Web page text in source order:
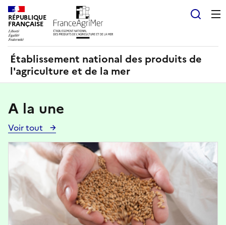
RÉPUBLIQUE
FRANÇAISE
Établissement national des produits de
l'agriculture et de la mer
A la une
Voir tout
Voir
toutes
les
actualités
Image
Panneau de gestion des cookies